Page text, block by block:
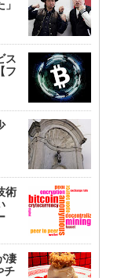
ス
フ
術
凄
チ